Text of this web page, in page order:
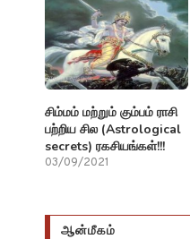
சிம்மம் மற்றும் கும்பம் ராசி
பற்றிய சில (Astrological
secrets) ரகசியங்கள்!!!
03/09/2021
ஆன்மீகம்